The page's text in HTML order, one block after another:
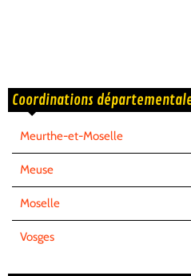
Coordinations
Meurthe-et-Moselle
Meuse
Moselle
Vosges